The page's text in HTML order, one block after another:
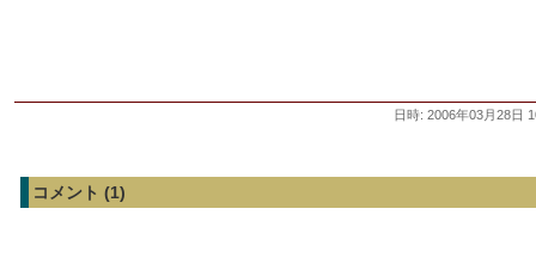
日時: 2006年03月28日
コメント (1)